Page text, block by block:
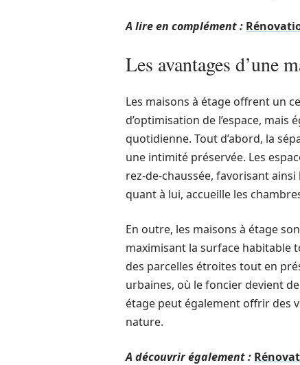
A lire en complément :
Les avantages d’une
Les maisons à étage offrent un
d’optimisation de l’espace,
quotidienne. Tout d’abord, la
une intimité préservée. Les
rez-de-chaussée, favorisant
quant à lui, accueille les
En outre, les maisons à étage
maximisant la surface habitable
des parcelles étroites tout en
urbaines, où le foncier devient
étage peut également offrir des
nature.
A découvrir également :